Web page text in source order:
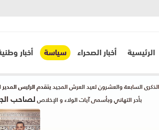
الرئيسية أخبار الصحراء سياسة أخبار